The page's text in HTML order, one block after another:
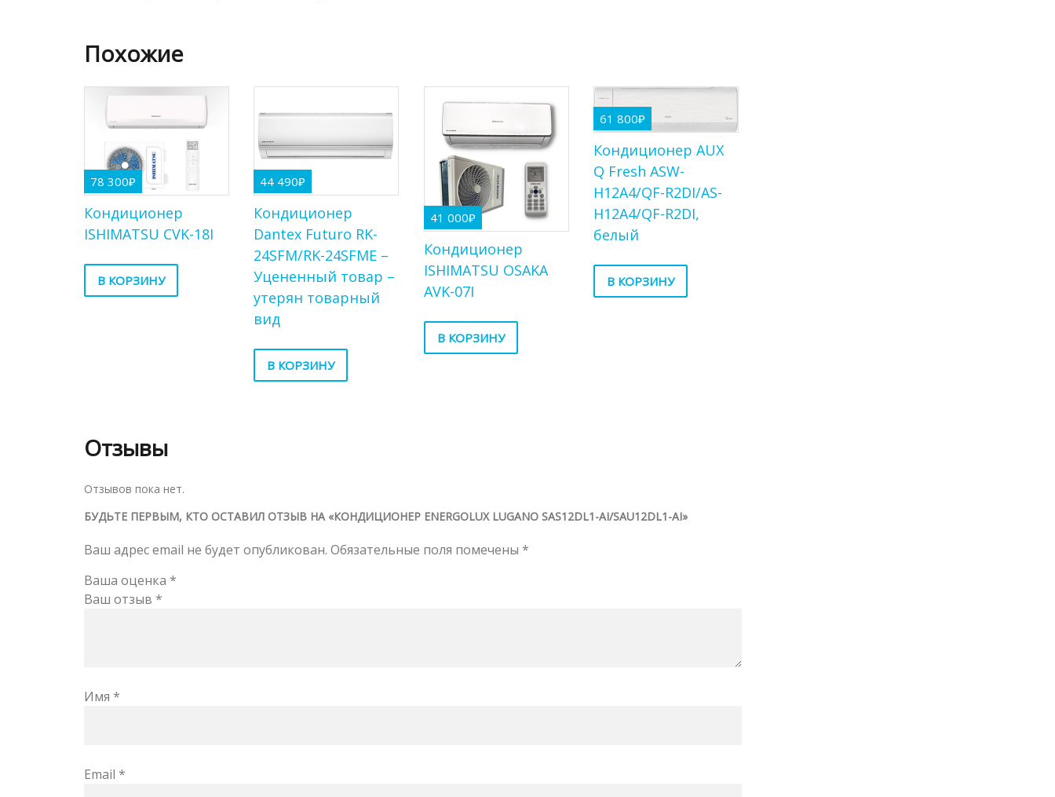
Похожие
78 300₽
Кондиционер
ISHIMATSU CVK-18I
В КОРЗИНУ
44 490₽
Кондиционер
Dantex Futuro RK-
24SFM/RK-24SFME –
Уцененный товар –
утерян товарный
вид
В КОРЗИНУ
41 000₽
Кондиционер
ISHIMATSU OSAKA
AVK-07I
В КОРЗИНУ
61 800₽
Кондиционер AUX
Q Fresh ASW-
H12A4/QF-R2DI/AS-
H12A4/QF-R2DI,
белый
В КОРЗИНУ
Отзывы
Отзывов пока нет.
БУДЬТЕ ПЕРВЫМ, КТО ОСТАВИЛ ОТЗЫВ НА «КОНДИЦИОНЕР ENERGOLUX LUGANO SAS12DL1-AI/SAU12DL1-AI»
Ваш адрес email не будет опубликован. Обязательные поля помечены *
Ваша оценка *
Ваш отзыв *
Имя *
Email *